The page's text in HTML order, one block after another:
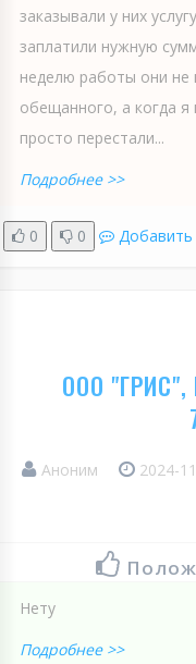
заказывали у них
заплатили нужную
неделю работы они
обещанного, а когда я
просто перестали...
Подробнее >>
0 0
ООО "ГРИС",
Аноним 2024-
Нету
Подробнее >>